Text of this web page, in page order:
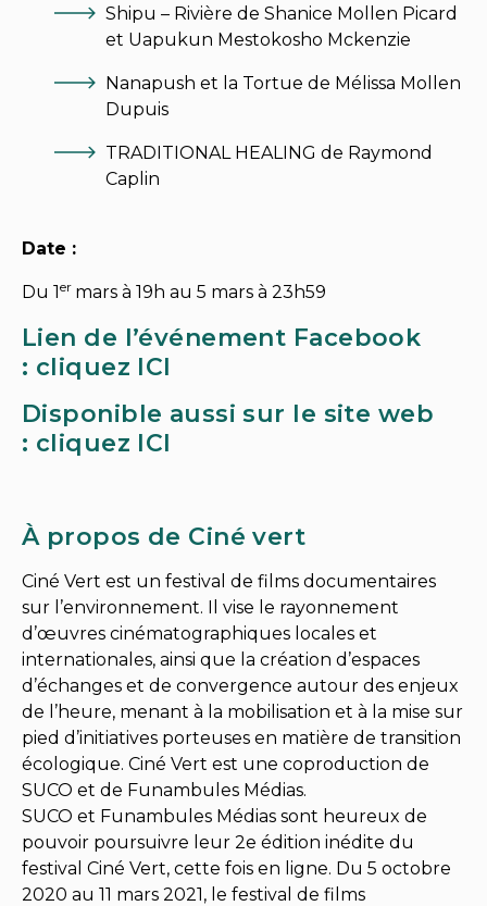
Shipu – Rivière de Shanice Mollen Picard
et Uapukun Mestokosho Mckenzie
Nanapush et la Tortue de Mélissa Mollen
Dupuis
TRADITIONAL HEALING de Raymond
Caplin
Date :
Du 1er mars à 19h au 5 mars à 23h59
Lien de l’événement Facebook
: cliquez ICI
Disponible aussi sur le site web
: cliquez ICI
À propos de Ciné vert
Ciné Vert est un festival de films documentaires
sur l’environnement. Il vise le rayonnement
d’œuvres cinématographiques locales et
internationales, ainsi que la création d’espaces
d’échanges et de convergence autour des enjeux
de l’heure, menant à la mobilisation et à la mise sur
pied d’initiatives porteuses en matière de transition
écologique. Ciné Vert est une coproduction de
SUCO et de Funambules Médias.
SUCO et Funambules Médias sont heureux de
pouvoir poursuivre leur 2e édition inédite du
festival Ciné Vert, cette fois en ligne. Du 5 octobre
2020 au 11 mars 2021, le festival de films